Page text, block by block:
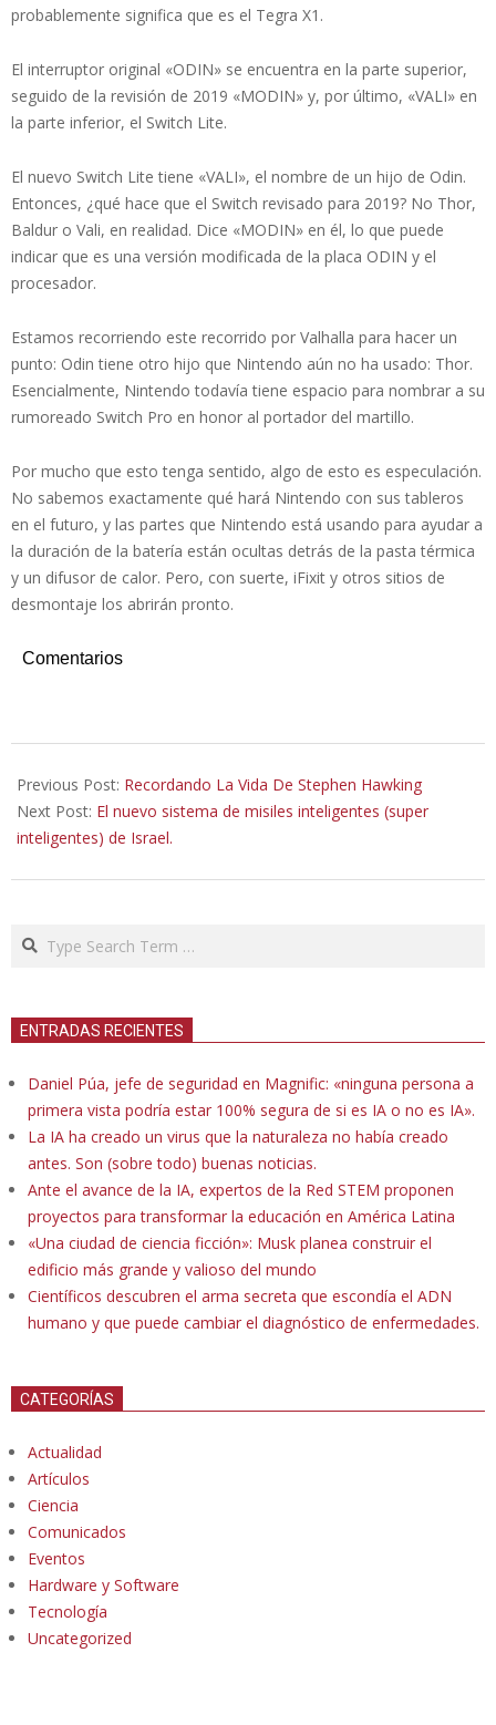
probablemente significa que es el Tegra X1.
El interruptor original «ODIN» se encuentra en la parte superior,
seguido de la revisión de 2019 «MODIN» y, por último, «VALI» en
la parte inferior, el Switch Lite.
El nuevo Switch Lite tiene «VALI», el nombre de un hijo de Odin.
Entonces, ¿qué hace que el Switch revisado para 2019? No Thor,
Baldur o Vali, en realidad. Dice «MODIN» en él, lo que puede
indicar que es una versión modificada de la placa ODIN y el
procesador.
Estamos recorriendo este recorrido por Valhalla para hacer un
punto: Odin tiene otro hijo que Nintendo aún no ha usado: Thor.
Esencialmente, Nintendo todavía tiene espacio para nombrar a su
rumoreado Switch Pro en honor al portador del martillo.
Por mucho que esto tenga sentido, algo de esto es especulación.
No sabemos exactamente qué hará Nintendo con sus tableros
en el futuro, y las partes que Nintendo está usando para ayudar a
la duración de la batería están ocultas detrás de la pasta térmica
y un difusor de calor. Pero, con suerte, iFixit y otros sitios de
desmontaje los abrirán pronto.
Comentarios
08-
06
Previous Post: Recordando La Vida De Stephen Hawking
Next Post: El nuevo sistema de misiles inteligentes (super
inteligentes) de Israel.
Search
ENTRADAS RECIENTES
Daniel Púa, jefe de seguridad en Magnific: «ninguna persona a
primera vista podría estar 100% segura de si es IA o no es IA».
La IA ha creado un virus que la naturaleza no había creado
antes. Son (sobre todo) buenas noticias.
Ante el avance de la IA, expertos de la Red STEM proponen
proyectos para transformar la educación en América Latina
«Una ciudad de ciencia ficción»: Musk planea construir el
edificio más grande y valioso del mundo
Científicos descubren el arma secreta que escondía el ADN
humano y que puede cambiar el diagnóstico de enfermedades.
CATEGORÍAS
Actualidad
Artículos
Ciencia
Comunicados
Eventos
Hardware y Software
Tecnología
Uncategorized